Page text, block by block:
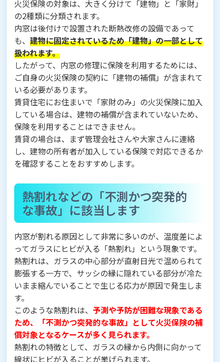
火災保険の対象は、大きく分けて「建物」と「家財」
の2種類に分類されます。
内窓は後付けで設置された断熱改修の設備であって
も、 建物に固定されているため「建物」の一部として
扱われます。
したがって、内窓の修理に保険を利用するためには、
ご自身の火災保険の契約に「建物の補償」が含まれて
いる必要があります。
賃貸住宅にお住まいで「家財のみ」の火災保険に加入
している場合は、建物の補償が含まれていないため、
保険を利用することはできません。
賃貸の場合は、まず管理会社さんや大家さんに連絡
し、建物の所有者が加入している保険で対応できるか
を確認することをおすすめします。
熱割れなどの「不測かつ突発的
な事故」に該当します
内窓が割れる原因として非常に多いのが、温度差によ
ってガラスにヒビが入る「熱割れ」という現象です。
熱割れは、ガラスの中心部分が直射日光で温められて
膨張する一方で、サッシの縁に隠れている部分が冷た
いまま縮んでいることで生じる応力が原因で発生しま
す。
このような熱割れは、 予測や予防が困難な現象である
ため、「不測かつ突発的な事故」として火災保険の補
償対象となるケースが多く見られます。
熱割れの特徴として、ガラスの縁から内側に向かって
線状にヒビが入ることが挙げられます。